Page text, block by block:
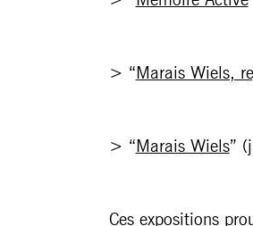
> “Marais Wiels,
> “Marais Wiels”
Ces expositions